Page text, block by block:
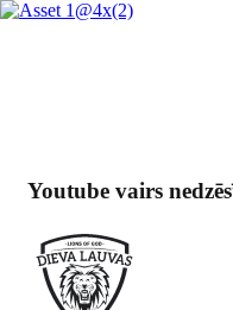
Youtube vairs